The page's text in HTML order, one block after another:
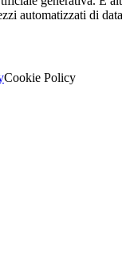
automatizzati di
Cookie Policy